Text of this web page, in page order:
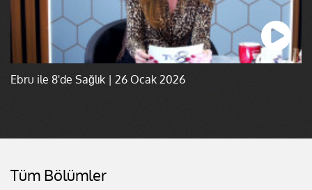
Ebru ile 8'de Sağlık | 26 Ocak 2026
Tüm Bölümler